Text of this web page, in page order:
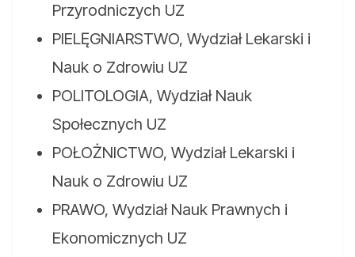
Przyrodniczych UZ
PIELĘGNIARSTWO, Wydział Lekarski i
Nauk o Zdrowiu UZ
POLITOLOGIA, Wydział Nauk
Społecznych UZ
POŁOŻNICTWO, Wydział Lekarski i
Nauk o Zdrowiu UZ
PRAWO, Wydział Nauk Prawnych i
Ekonomicznych UZ